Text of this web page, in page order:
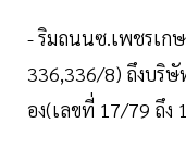
- ริมถนนซ.เพชรเก
336,336/8) ถึงบริษั
อง(เลขที่ 17/79 ถึง